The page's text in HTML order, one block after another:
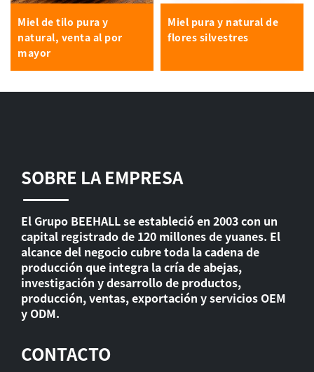
Miel de tilo pura y
natural, venta al por
mayor
Miel pura y natural de
flores silvestres
SOBRE LA EMPRESA
El Grupo BEEHALL se estableció en 2003 con un
capital registrado de 120 millones de yuanes. El
alcance del negocio cubre toda la cadena de
producción que integra la cría de abejas,
investigación y desarrollo de productos,
producción, ventas, exportación y servicios OEM
y ODM.
CONTACTO